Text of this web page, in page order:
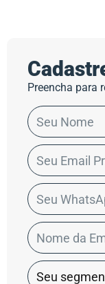
Preencha para